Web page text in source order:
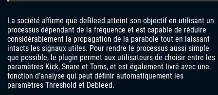
La société affirme que deBleed atteint son objectif en utilisant un
processus dépendant de la fréquence et est capable de réduire
considérablement la propagation de la parabole tout en laissant
intacts les signaux utiles. Pour rendre le processus aussi simple
que possible, le plugin permet aux utilisateurs de choisir entre les
paramètres Kick, Snare et Toms, et est également livré avec une
fonction d’analyse qui peut définir automatiquement les
paramètres Threshold et Debleed.